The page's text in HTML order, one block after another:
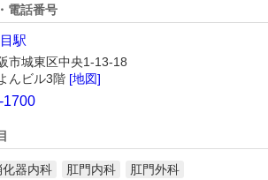
電話番号
駅
市城東区中央1-13-18
んビル3階 [地図]
1700
化器内科 肛門内科 肛門外科